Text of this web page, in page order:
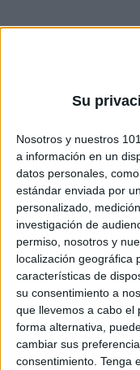
Su
Nosotros y nuestros
a información en un
datos personales,
estándar enviada por
personalizado,
investigación de
permiso, nosotros y
localización geográfica
características de
su consentimiento a
que llevemos a cabo el
forma alternativa,
cambiar sus
consentimiento. Tenga
ÚNETE A